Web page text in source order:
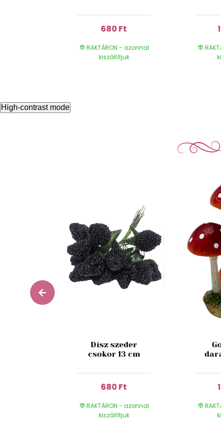
680 Ft
RAKTÁRON - azonnal
kiszállítjuk
High-contrast mode
Dísz szeder
csokor 13 cm
680 Ft
RAKTÁRON - azonnal
kiszállítjuk